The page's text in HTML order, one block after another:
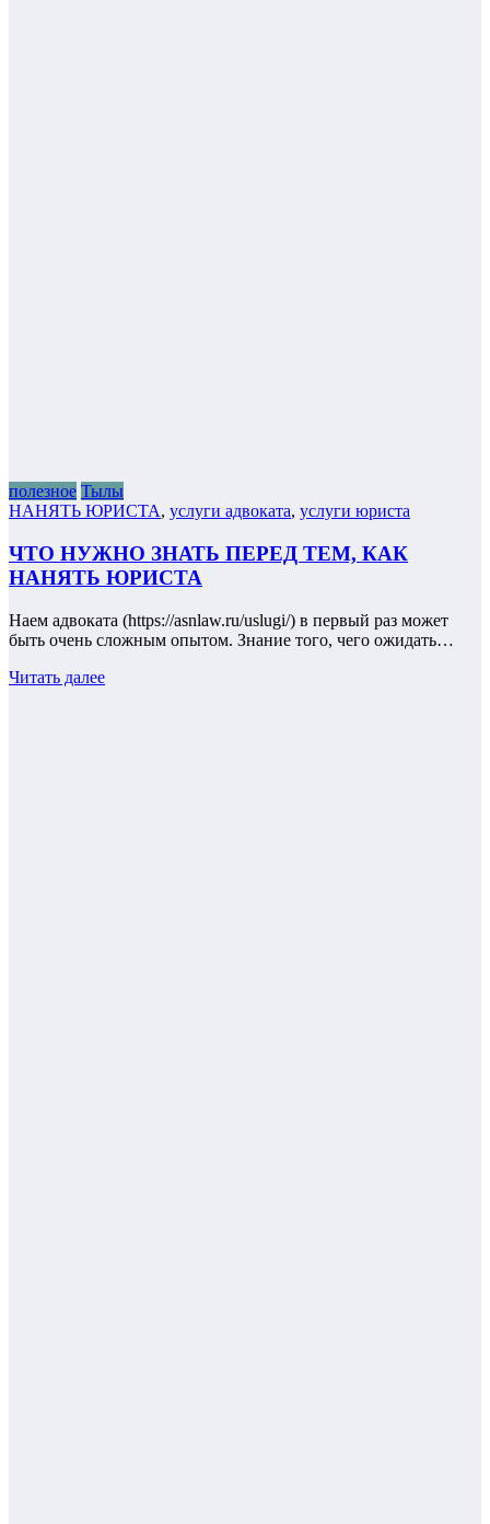
полезное Тылы
НАНЯТЬ ЮРИСТА, услуги адвоката, услуги юриста
ЧТО НУЖНО ЗНАТЬ ПЕРЕД ТЕМ, КАК
НАНЯТЬ ЮРИСТА
Наем адвоката (https://asnlaw.ru/uslugi/) в первый раз может
быть очень сложным опытом. Знание того, чего ожидать…
Читать далее